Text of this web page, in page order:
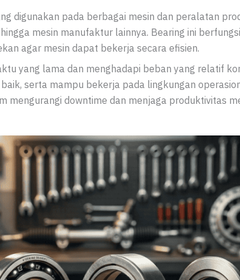
digunakan pada berbagai mesin dan peralatan
mesin manufaktur lainnya. Bearing ini
agar mesin dapat bekerja secara efisien.
yang lama dan menghadapi beban yang relatif
serta mampu bekerja pada lingkungan
mengurangi downtime dan menjaga produktivitas